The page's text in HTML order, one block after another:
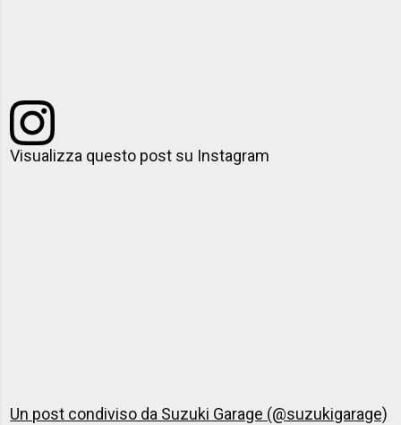
Visualizza questo post su Instagram
Un post condiviso da Suzuki Garage (@suzukigarage)